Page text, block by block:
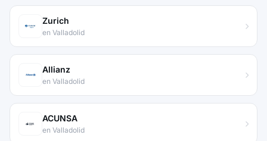
Zurich
en Valladolid
Allianz
en Valladolid
ACUNSA
en Valladolid